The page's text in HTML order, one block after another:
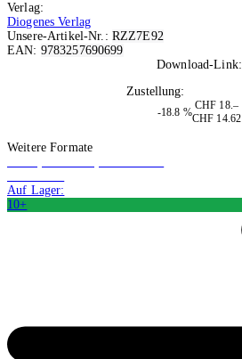
Verlag:
Diogenes Verlag
Unsere-Artikel-Nr.: RZZ7E92
EAN: 9783257690699
Download-Link:
Zustellung:
-18.8 %
CHF 18.–
CHF 14.62
Weitere Formate
Auf Lager:
10+